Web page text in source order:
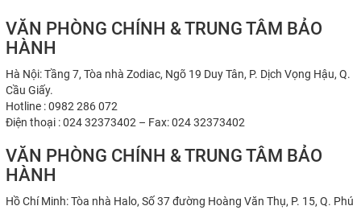
VĂN PHÒNG CHÍNH & TRUNG TÂM BẢO
HÀNH
Hà Nội: Tầng 7, Tòa nhà Zodiac, Ngõ 19 Duy Tân, P. Dịch Vọng Hậu, Q.
Cầu Giấy.
Hotline : 0982 286 072
Điện thoại : 024 32373402 – Fax: 024 32373402
VĂN PHÒNG CHÍNH & TRUNG TÂM BẢO
HÀNH
Hồ Chí Minh: Tòa nhà Halo, Số 37 đường Hoàng Văn Thụ, P. 15, Q. Phú